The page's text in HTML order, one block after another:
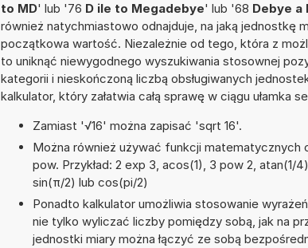
to MD' lub '76 D ile to Megadebye' lub '68 Debye a
również natychmiastowo odnajduje, na jaką jednostkę
początkowa wartość. Niezależnie od tego, która z
to uniknąć niewygodnego wyszukiwania stosownej
kategorii i nieskończoną liczbą obsługiwanych
kalkulator, który załatwia całą sprawę w ciągu ułamka
Zamiast '√16' można zapisać 'sqrt 16'.
Można również używać funkcji matematycznych
pow. Przykład: 2 exp 3, acos(1), 3 pow 2,
sin(π/2) lub cos(pi/2)
Ponadto kalkulator umożliwia stosowanie
nie tylko wyliczać liczby pomiędzy sobą, jak na
jednostki miary można łączyć ze sobą